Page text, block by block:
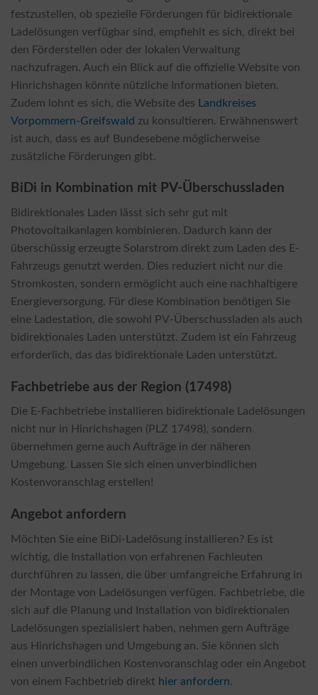
festzustellen, ob spezielle Förderungen für bidirektionale
Ladelösungen verfügbar sind, empfiehlt es sich, direkt bei
den Förderstellen oder der lokalen Verwaltung
nachzufragen. Auch ein Blick auf die offizielle Website von
Hinrichshagen könnte nützliche Informationen bieten.
Zudem lohnt es sich, die Website des
Landkreises
Vorpommern-Greifswald zu konsultieren. Erwähnenswert
ist auch, dass es auf Bundesebene möglicherweise
zusätzliche Förderungen gibt.
BiDi in Kombination mit PV-Überschussladen
Bidirektionales Laden lässt sich sehr gut mit
Photovoltaikanlagen kombinieren. Dadurch kann der
überschüssig erzeugte Solarstrom direkt zum Laden des E-
Fahrzeugs genutzt werden. Dies reduziert nicht nur die
Stromkosten, sondern ermöglicht auch eine nachhaltigere
Energieversorgung. Für diese Kombination benötigen Sie
eine Ladestation, die sowohl PV-Überschussladen als auch
bidirektionales Laden unterstützt. Zudem ist ein Fahrzeug
erforderlich, das das bidirektionale Laden unterstützt.
Fachbetriebe aus der Region (17498)
Die E-Fachbetriebe installieren bidirektionale Ladelösungen
nicht nur in Hinrichshagen (PLZ 17498), sondern
übernehmen gerne auch Aufträge in der näheren
Umgebung. Lassen Sie sich einen unverbindlichen
Kostenvoranschlag erstellen!
Angebot anfordern
Möchten Sie eine BiDi-Ladelösung installieren? Es ist
wichtig, die Installation von erfahrenen Fachleuten
durchführen zu lassen, die über umfangreiche Erfahrung in
der Montage von Ladelösungen verfügen. Fachbetriebe, die
sich auf die Planung und Installation von bidirektionalen
Ladelösungen spezialisiert haben, nehmen gern Aufträge
aus Hinrichshagen und Umgebung an. Sie können sich
einen unverbindlichen Kostenvoranschlag oder ein Angebot
von einem Fachbetrieb direkt hier anfordern.